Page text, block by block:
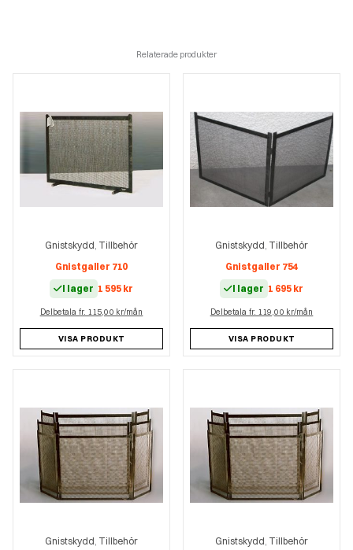
Relaterade produkter
Gnistskydd Tillbehör
Gnistgaller 710
I lager 1 595 kr
Delbetala fr. 115,00 kr/mån
VISA PRODUKT
Gnistskydd Tillbehör
Gnistgaller 754
I lager 1 695 kr
Delbetala fr. 119,00 kr/mån
VISA PRODUKT
Gnistskydd, Tillbehör
Gnistskydd, Tillbehör